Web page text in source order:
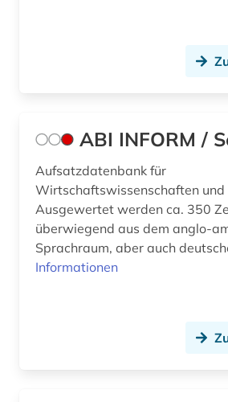
bestechung (1)
beteiligung (1)
betrieb (3)
betriebsorganisation (1)
ABI INFORM /
Aufsatzdatenbank für
Wirtschaftswissenschaften und
Ausgewertet werden ca. 350
überwiegend aus dem anglo-
Sprachraum, aber auch
Informationen